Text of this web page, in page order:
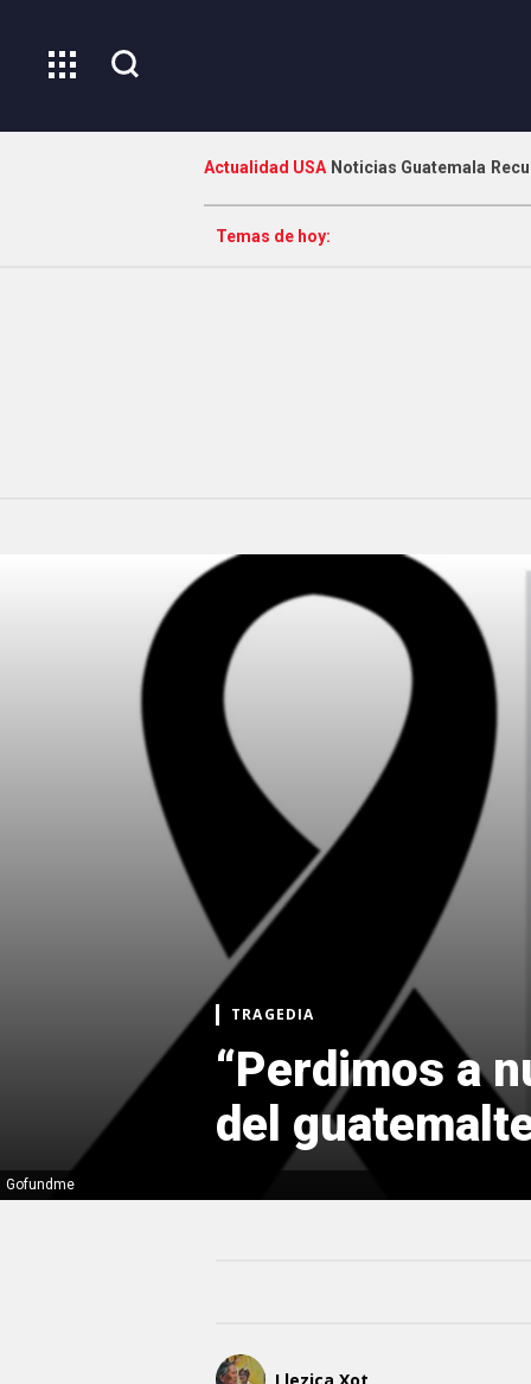
Actualidad USA Noticias Guatemala
Temas de hoy:
Gofundme
TRAGEDIA
“Perdimos a
del